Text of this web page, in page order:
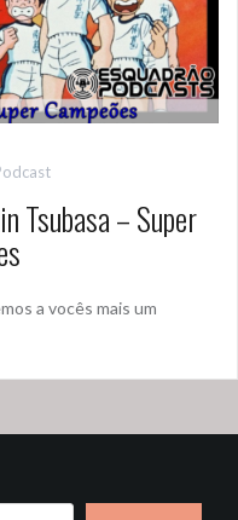
Tsubasa – Super
a vocês mais um